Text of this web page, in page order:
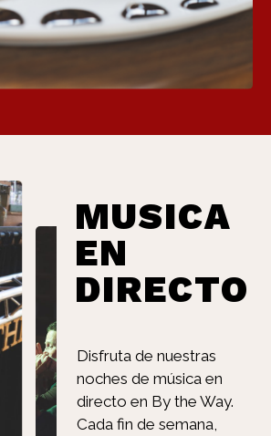
MUSICA
EN
DIRECTO
Disfruta de nuestras
noches de música en
directo en By the Way.
Cada fin de semana,